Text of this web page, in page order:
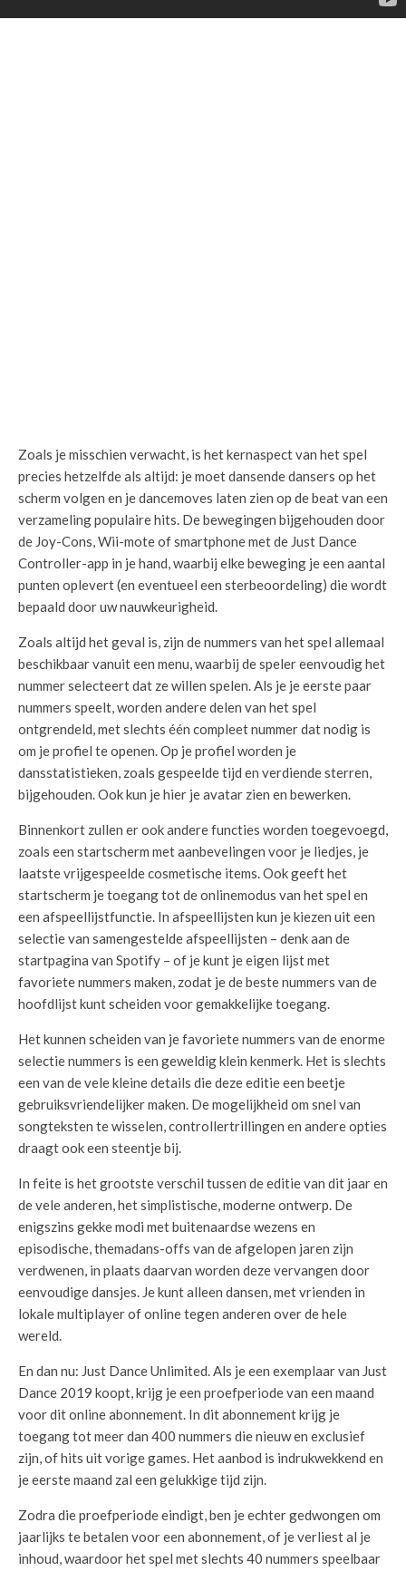
Zoals je misschien verwacht, is het kernaspect van het spel
precies hetzelfde als altijd: je moet dansende dansers op het
scherm volgen en je dancemoves laten zien op de beat van een
verzameling populaire hits. De bewegingen bijgehouden door
de Joy-Cons, Wii-mote of smartphone met de Just Dance
Controller-app in je hand, waarbij elke beweging je een aantal
punten oplevert (en eventueel een sterbeoordeling) die wordt
bepaald door uw nauwkeurigheid.
Zoals altijd het geval is, zijn de nummers van het spel allemaal
beschikbaar vanuit een menu, waarbij de speler eenvoudig het
nummer selecteert dat ze willen spelen. Als je je eerste paar
nummers speelt, worden andere delen van het spel
ontgrendeld, met slechts één compleet nummer dat nodig is
om je profiel te openen. Op je profiel worden je
dansstatistieken, zoals gespeelde tijd en verdiende sterren,
bijgehouden. Ook kun je hier je avatar zien en bewerken.
Binnenkort zullen er ook andere functies worden toegevoegd,
zoals een startscherm met aanbevelingen voor je liedjes, je
laatste vrijgespeelde cosmetische items. Ook geeft het
startscherm je toegang tot de onlinemodus van het spel en
een afspeellijstfunctie. In afspeellijsten kun je kiezen uit een
selectie van samengestelde afspeellijsten – denk aan de
startpagina van Spotify – of je kunt je eigen lijst met
favoriete nummers maken, zodat je de beste nummers van de
hoofdlijst kunt scheiden voor gemakkelijke toegang.
Het kunnen scheiden van je favoriete nummers van de enorme
selectie nummers is een geweldig klein kenmerk. Het is slechts
een van de vele kleine details die deze editie een beetje
gebruiksvriendelijker maken. De mogelijkheid om snel van
songteksten te wisselen, controllertrillingen en andere opties
draagt ook een steentje bij.
In feite is het grootste verschil tussen de editie van dit jaar en
de vele anderen, het simplistische, moderne ontwerp. De
enigszins gekke modi met buitenaardse wezens en
episodische, themadans-offs van de afgelopen jaren zijn
verdwenen, in plaats daarvan worden deze vervangen door
eenvoudige dansjes. Je kunt alleen dansen, met vrienden in
lokale multiplayer of online tegen anderen over de hele
wereld.
En dan nu: Just Dance Unlimited. Als je een exemplaar van Just
Dance 2019 koopt, krijg je een proefperiode van een maand
voor dit online abonnement. In dit abonnement krijg je
toegang tot meer dan 400 nummers die nieuw en exclusief
zijn, of hits uit vorige games. Het aanbod is indrukwekkend en
je eerste maand zal een gelukkige tijd zijn.
Zodra die proefperiode eindigt, ben je echter gedwongen om
jaarlijks te betalen voor een abonnement, of je verliest al je
inhoud, waardoor het spel met slechts 40 nummers speelbaar